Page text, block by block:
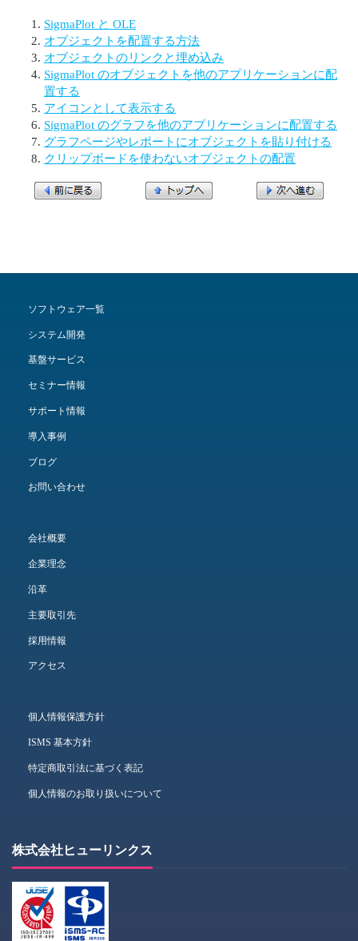
SigmaPlot と OLE
オブジェクトを配置する方法
オブジェクトのリンクと埋め込み
SigmaPlot のオブジェクトを他のアプリケーションに配
置する
アイコンとして表示する
SigmaPlot のグラフを他のアプリケーションに配置する
グラフページやレポートにオブジェクトを貼り付ける
クリップボードを使わないオブジェクトの配置
ソフトウェア一覧
システム開発
基盤サービス
セミナー情報
サポート情報
導入事例
ブログ
お問い合わせ
会社概要
企業理念
沿革
主要取引先
採用情報
アクセス
個人情報保護方針
ISMS 基本方針
特定商取引法に基づく表記
個人情報のお取り扱いについて
株式会社ヒューリンクス